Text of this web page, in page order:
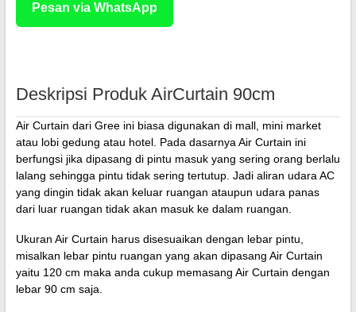
Pesan via WhatsApp
Deskripsi Produk AirCurtain 90cm
Air Curtain dari Gree ini biasa digunakan di mall, mini market
atau lobi gedung atau hotel. Pada dasarnya Air Curtain ini
berfungsi jika dipasang di pintu masuk yang sering orang berlalu
lalang sehingga pintu tidak sering tertutup. Jadi aliran udara AC
yang dingin tidak akan keluar ruangan ataupun udara panas
dari luar ruangan tidak akan masuk ke dalam ruangan.
Ukuran Air Curtain harus disesuaikan dengan lebar pintu,
misalkan lebar pintu ruangan yang akan dipasang Air Curtain
yaitu 120 cm maka anda cukup memasang Air Curtain dengan
lebar 90 cm saja.